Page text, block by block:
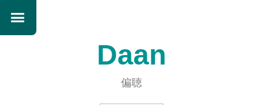
Daan
偏聴